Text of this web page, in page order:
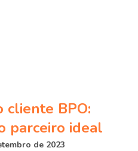
cliente BPO:
parceiro ideal
de 2023